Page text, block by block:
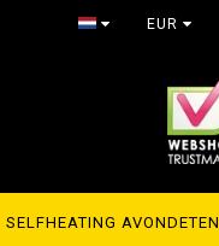
24 hours to the whole of Europe
EUR
SELFHEATING AVONDETEN